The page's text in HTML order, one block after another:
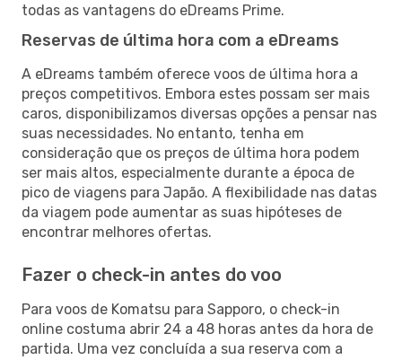
todas as vantagens do eDreams Prime.
Reservas de última hora com a eDreams
A eDreams também oferece voos de última hora a
preços competitivos. Embora estes possam ser mais
caros, disponibilizamos diversas opções a pensar nas
suas necessidades. No entanto, tenha em
consideração que os preços de última hora podem
ser mais altos, especialmente durante a época de
pico de viagens para Japão. A flexibilidade nas datas
da viagem pode aumentar as suas hipóteses de
encontrar melhores ofertas.
Fazer o check-in antes do voo
Para voos de Komatsu para Sapporo, o check-in
online costuma abrir 24 a 48 horas antes da hora de
partida. Uma vez concluída a sua reserva com a